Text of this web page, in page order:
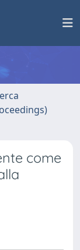
come